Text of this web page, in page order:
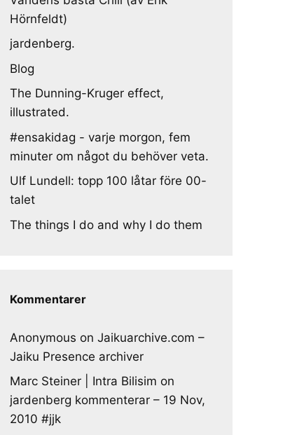
Hörnfeldt)
jardenberg.
Blog
The Dunning-Kruger effect,
illustrated.
#ensakidag - varje morgon, fem
minuter om något du behöver veta.
Ulf Lundell: topp 100 låtar före 00-
talet
The things I do and why I do them
Kommentarer
Anonymous on Jaikuarchive.com –
Jaiku Presence archiver
Marc Steiner | Intra Bilisim on
jardenberg kommenterar – 19 Nov,
2010 #jjk